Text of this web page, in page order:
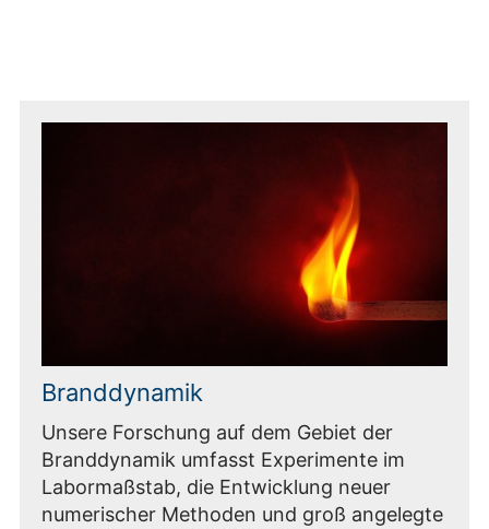
Branddynamik
Unsere Forschung auf dem Gebiet der
Branddynamik umfasst Experimente im
Labormaßstab, die Entwicklung neuer
numerischer Methoden und groß angelegte